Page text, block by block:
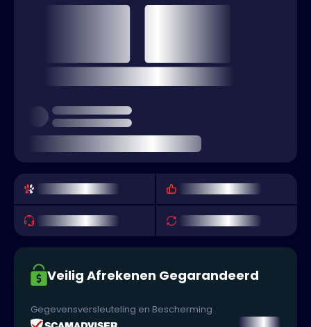
Veilig Afrekenen Gegarandeerd
Gegevensversleuteling en Bescherming